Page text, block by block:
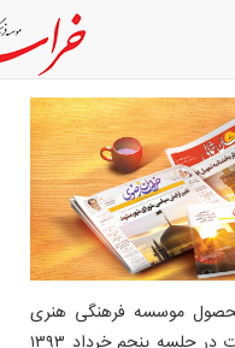
فرهنگی هنری